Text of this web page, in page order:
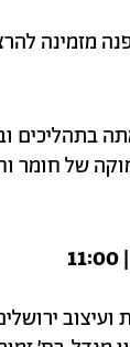
מזמינה
בתהליכים
של חומר